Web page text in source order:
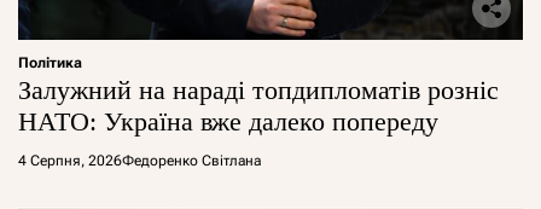
Політика
Залужний на нараді топдипломатів розніс
НАТО: Україна вже далеко попереду
4 Серпня, 2026Федоренко Світлана